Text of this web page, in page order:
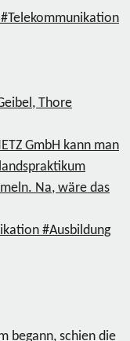
#Telekommunikation
Thore
GmbH kann man
Na, wäre das
#Ausbildung
begann, schien die